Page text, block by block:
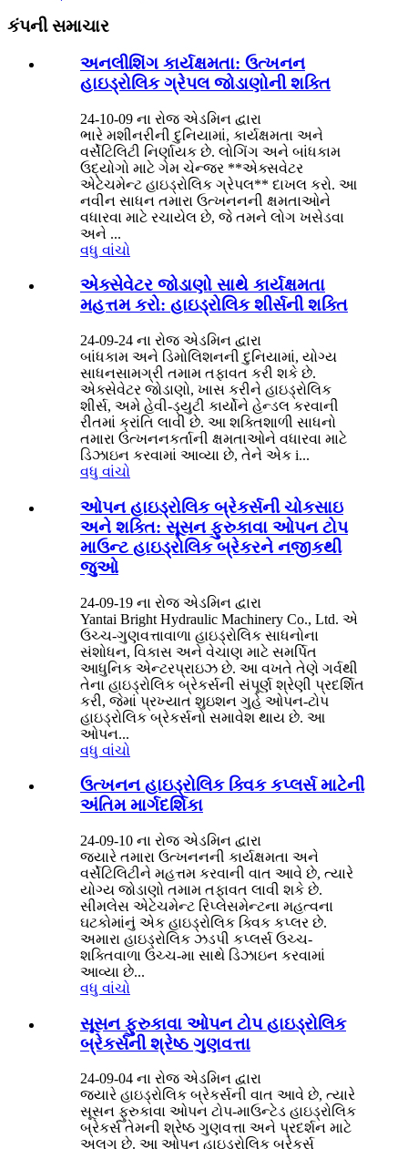
કંપની સમાચાર
અનલીશિંગ કાર્યક્ષમતા: ઉત્ખનન
હાઇડ્રોલિક ગ્રેપલ જોડાણોની શક્તિ
24-10-09 ના રોજ એડમિન દ્વારા
ભારે મશીનરીની દુનિયામાં, કાર્યક્ષમતા અને
વર્સેટિલિટી નિર્ણાયક છે. લોગિંગ અને બાંધકામ
ઉદ્યોગો માટે ગેમ ચેન્જર **એક્સવેટર
એટેચમેન્ટ હાઇડ્રોલિક ગ્રેપલ** દાખલ કરો. આ
નવીન સાધન તમારા ઉત્ખનનની ક્ષમતાઓને
વધારવા માટે રચાયેલ છે, જે તમને લોગ ખસેડવા
અને ...
વધુ વાંચો
એક્સેવેટર જોડાણો સાથે કાર્યક્ષમતા
મહત્તમ કરો: હાઇડ્રોલિક શીર્સની શક્તિ
24-09-24 ના રોજ એડમિન દ્વારા
બાંધકામ અને ડિમોલિશનની દુનિયામાં, યોગ્ય
સાધનસામગ્રી તમામ તફાવત કરી શકે છે.
એક્સેવેટર જોડાણો, ખાસ કરીને હાઇડ્રોલિક
શીર્સ, અમે હેવી-ડ્યુટી કાર્યોને હેન્ડલ કરવાની
રીતમાં ક્રાંતિ લાવી છે. આ શક્તિશાળી સાધનો
તમારા ઉત્ખનનકર્તાની ક્ષમતાઓને વધારવા માટે
ડિઝાઇન કરવામાં આવ્યા છે, તેને એક i...
વધુ વાંચો
ઓપન હાઇડ્રોલિક બ્રેકર્સની ચોકસાઇ
અને શક્તિ: સૂસન ફુરુકાવા ઓપન ટોપ
માઉન્ટ હાઇડ્રોલિક બ્રેકરને નજીકથી
જુઓ
24-09-19 ના રોજ એડમિન દ્વારા
Yantai Bright Hydraulic Machinery Co., Ltd. એ
ઉચ્ચ-ગુણવત્તાવાળા હાઇડ્રોલિક સાધનોના
સંશોધન, વિકાસ અને વેચાણ માટે સમર્પિત
આધુનિક એન્ટરપ્રાઇઝ છે. આ વખતે તેણે ગર્વથી
તેના હાઇડ્રોલિક બ્રેકર્સની સંપૂર્ણ શ્રેણી પ્રદર્શિત
કરી, જેમાં પ્રખ્યાત શુઇશન ગુહે ઓપન-ટોપ
હાઇડ્રોલિક બ્રેકર્સનો સમાવેશ થાય છે. આ
ઓપન...
વધુ વાંચો
ઉત્ખનન હાઇડ્રોલિક ક્વિક કપ્લર્સ માટેની
અંતિમ માર્ગદર્શિકા
24-09-10 ના રોજ એડમિન દ્વારા
જ્યારે તમારા ઉત્ખનનની કાર્યક્ષમતા અને
વર્સેટિલિટીને મહત્તમ કરવાની વાત આવે છે, ત્યારે
યોગ્ય જોડાણો તમામ તફાવત લાવી શકે છે.
સીમલેસ એટેચમેન્ટ રિપ્લેસમેન્ટના મહત્વના
ઘટકોમાંનું એક હાઇડ્રોલિક ક્વિક કપ્લર છે.
અમારા હાઇડ્રોલિક ઝડપી કપ્લર્સ ઉચ્ચ-
શક્તિવાળા ઉચ્ચ-મા સાથે ડિઝાઇન કરવામાં
આવ્યા છે...
વધુ વાંચો
સૂસન ફુરુકાવા ઓપન ટોપ હાઇડ્રોલિક
બ્રેકર્સની શ્રેષ્ઠ ગુણવત્તા
24-09-04 ના રોજ એડમિન દ્વારા
જ્યારે હાઇડ્રોલિક બ્રેકર્સની વાત આવે છે, ત્યારે
સૂસન ફુરુકાવા ઓપન ટોપ-માઉન્ટેડ હાઇડ્રોલિક
બ્રેકર્સ તેમની શ્રેષ્ઠ ગુણવત્તા અને પ્રદર્શન માટે
અલગ છે. આ ઓપન હાઇડ્રોલિક બ્રેકર્સ